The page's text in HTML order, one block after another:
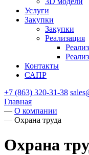
Услуги
Закупки
Закупки
Реализация
Контакты
САПР
+7 (863) 320-31-38
Главная
— О компании
— Охрана труда
Охрана